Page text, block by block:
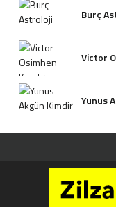
Burç
Victor
Yunus